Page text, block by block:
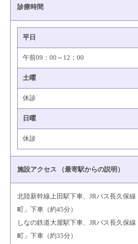
診療時間
平日
午前09：00～12：00
土曜
休診
日曜
休診
施設アクセス （最寄駅からの説明）
北陸新幹線上田駅下車、JRバス長久保
町」下車（約45分）
しなの鉄道大屋駅下車、JRバス長久保
町」下車（約35分）